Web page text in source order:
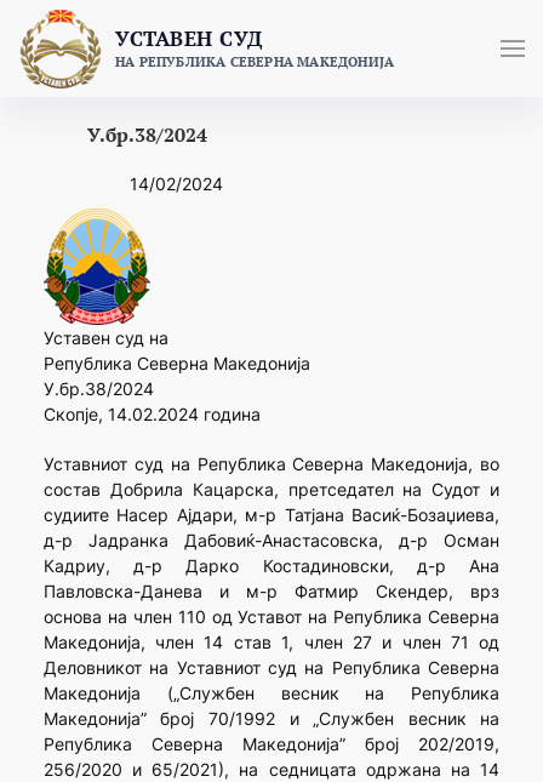
content
УСТАВЕН СУД
НА РЕПУБЛИКА СЕВЕРНА МАКЕДОНИЈА
У.бр.38/2024
14/02/2024
Уставен суд на
Република Северна Македонија
У.бр.38/2024
Скопје, 14.02.2024 година
Уставниот суд на Република Северна Македонија, во
состав Добрила Кацарска, претседател на Судот и
судиите Насер Ајдари, м-р Татјана Васиќ-Бозаџиева,
д-р Јадранка Дабовиќ-Анастасовска, д-р Осман
Кадриу, д-р Дарко Костадиновски, д-р Ана
Павловска-Данева и м-р Фатмир Скендер, врз
основа на член 110 од Уставот на Република Северна
Македонија, член 14 став 1, член 27 и член 71 од
Деловникот на Уставниот суд на Република Северна
Македонија („Службен весник на Република
Македонија” број 70/1992 и „Службен весник на
Република Северна Македонија” број 202/2019,
256/2020 и 65/2021), на седницата одржана на 14